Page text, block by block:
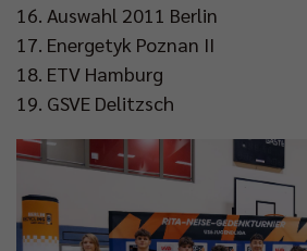
16. ⁠Auswahl 2011 Berlin
17. ⁠Energetyk Poznan II
18. ⁠ETV Hamburg
19. ⁠GSVE Delitzsch